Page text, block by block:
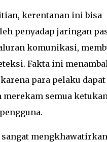
kerentanan ini bisa
penyadap jaringan
komunikasi,
Fakta ini
para pelaku dapat
semua